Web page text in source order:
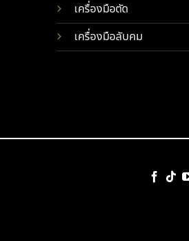
เครื่องมือตัด
เครื่องมือลับคม